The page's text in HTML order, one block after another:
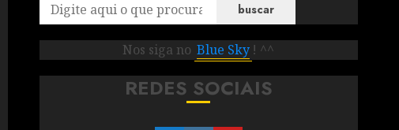
buscar
Nos siga no Blue Sky ! ^^
REDES SOCIAIS